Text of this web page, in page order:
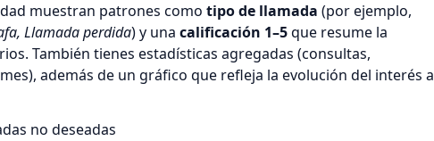
muestran patrones como tipo de llamada (por ejemplo,
Llamada perdida) y una calificación 1–5que resume la
También tienes estadísticas agregadas (consultas,
además de un gráfico que refleja la evolución del interés a
no deseadas